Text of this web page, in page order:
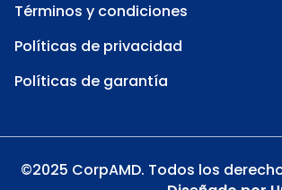
Términos y condiciones
Políticas de privacidad
Políticas de garantía
©2025 CorpAMD. Todos los